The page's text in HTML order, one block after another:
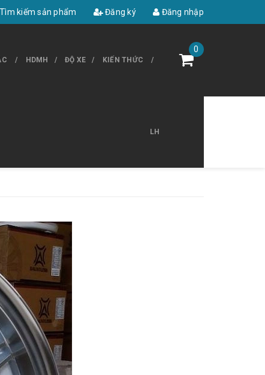
Tìm kiếm sản phẩm Đăng ký Đăng nhập
HDMH ĐỘ XE KIẾN THỨC
LH
0